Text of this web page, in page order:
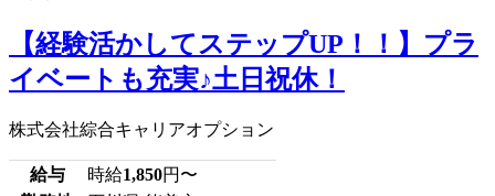
【経験活かしてステップUP！！】プラ
イベートも充実♪土日祝休！
株式会社綜合キャリアオプション
給与 時給1,850円〜